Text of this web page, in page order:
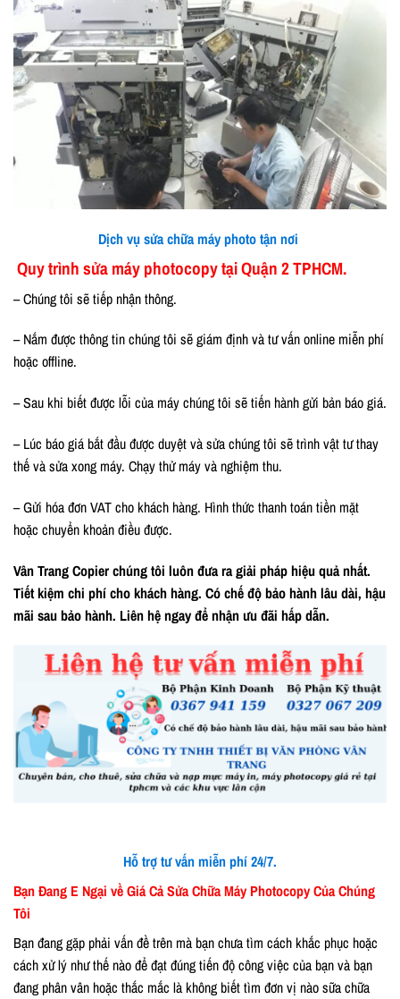
Dịch vụ sửa chữa máy photo tận nơi
Quy trình sửa máy photocopy tại Quận 2 TPHCM.
– Chúng tôi sẽ tiếp nhận thông.
– Nắm được thông tin chúng tôi sẽ giám định và tư vấn online miễn phí
hoặc offline.
– Sau khi biết được lỗi của máy chúng tôi sẽ tiến hành gửi bản báo giá.
– Lúc báo giá bắt đầu được duyệt và sửa chúng tôi sẽ trình vật tư thay
thế và sửa xong máy. Chạy thử máy và nghiệm thu.
– Gửi hóa đơn VAT cho khách hàng. Hình thức thanh toán tiền mặt
hoặc chuyển khoản điều được.
Vân Trang Copier chúng tôi luôn đưa ra giải pháp hiệu quả nhất.
Tiết kiệm chi phí cho khách hàng. Có chế độ bảo hành lâu dài, hậu
mãi sau bảo hành. Liên hệ ngay để nhận ưu đãi hấp dẫn.
Hỗ trợ tư vấn miễn phí 24/7.
Bạn Đang E Ngại về Giá Cả Sửa Chữa Máy Photocopy Của Chúng
Tôi
Bạn đang gặp phải vấn đề trên mà bạn chưa tìm cách khắc phục hoặc
cách xử lý như thế nào để đạt đúng tiến độ công việc của bạn và bạn
đang phân vân hoặc thắc mắc là không biết tìm đơn vị nào sữa chữa